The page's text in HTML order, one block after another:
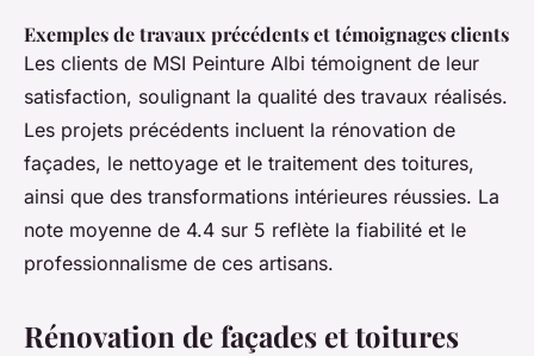
Exemples de travaux précédents et témoignages clients
Les clients de MSI Peinture Albi témoignent de leur
satisfaction, soulignant la qualité des travaux réalisés.
Les projets précédents incluent la rénovation de
façades, le nettoyage et le traitement des toitures,
ainsi que des transformations intérieures réussies. La
note moyenne de 4.4 sur 5 reflète la fiabilité et le
professionnalisme de ces artisans.
Rénovation de façades et toitures